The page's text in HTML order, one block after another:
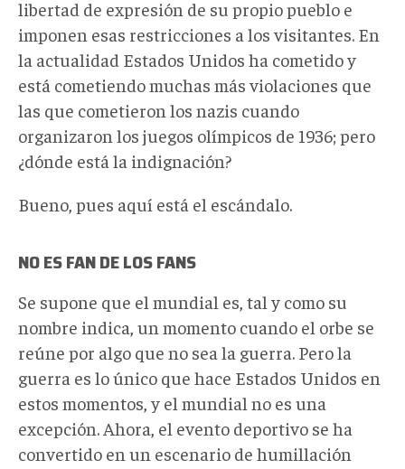
libertad de expresión de su propio pueblo e
imponen esas restricciones a los visitantes. En
la actualidad Estados Unidos ha cometido y
está cometiendo muchas más violaciones que
las que cometieron los nazis cuando
organizaron los juegos olímpicos de 1936; pero
¿dónde está la indignación?
Bueno, pues aquí está el escándalo.
NO ES FAN DE LOS FANS
Se supone que el mundial es, tal y como su
nombre indica, un momento cuando el orbe se
reúne por algo que no sea la guerra. Pero la
guerra es lo único que hace Estados Unidos en
estos momentos, y el mundial no es una
excepción. Ahora, el evento deportivo se ha
convertido en un escenario de humillación